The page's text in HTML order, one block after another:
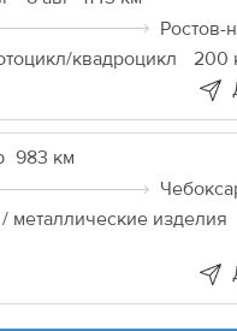
Ростов-
квадроцикл
200
983 км
металлические изделия